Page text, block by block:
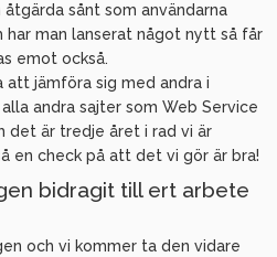
sånt som användarna
man lanserat något nytt så får
emot också.
jämföra sig med andra i
andra sajter som Web Service
det är tredje året i rad vi är
en check på att det vi gör är bra!
bidragit till ert arbete
och vi kommer ta den vidare